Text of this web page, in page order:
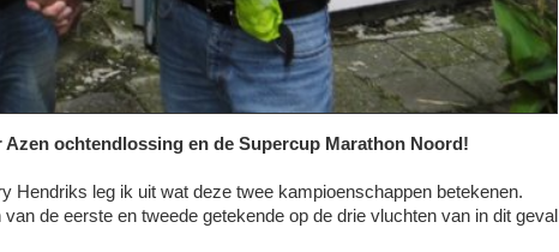
ochtendlossing en de Supercup Marathon Noord!
Hendriks leg ik uit wat deze twee kampioenschappen betekenen.
de eerste en tweede getekende op de drie vluchten van in dit geval